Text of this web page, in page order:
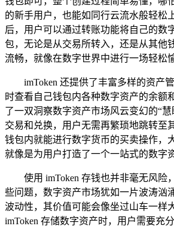
的新手用户，也能如同行云流水般轻松
后，用户可以通过转账功能将自己的数
包，无论是从交易所转入，还是从其他
流畅，就像在数字世界中进行一场轻松
imToken 还提供了丰富多样的资产
时查看自己钱包内各种数字资产的余额
了一双洞察数字资产市场风云变幻的“
交易和兑换，用户无需再繁琐地跳转至
钱包内就能进行数字货币的买卖操作，
就像是为用户打造了一个一站式的数字
使用 imToken 存钱也并非毫无风险
些问题，数字资产市场犹如一片波涛汹
波动性，其价值可能会像坐过山车一样
imToken 存储数字资产时，用户需要充